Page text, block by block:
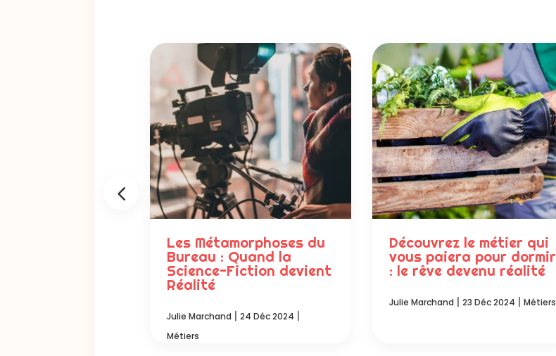
Les Métamorphoses du
Bureau : Quand la
Science-Fiction devient
Réalité
Julie Marchand | 24 Déc 2024 |
Métiers
Découvrez le métier qui
vous paiera pour dormir
: le rêve devenu réalité
Julie Marchand | 23 Déc 2024 | Métiers